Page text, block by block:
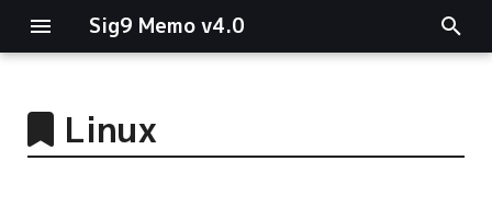
Sig9 Memo v4.0
main関数Linux